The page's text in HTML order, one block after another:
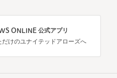
ONLINE 公式アプリ
だけのユナイテッドアローズへ